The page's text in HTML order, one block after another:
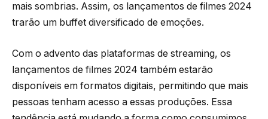
mais sombrias. Assim, os lançamentos de filmes 2024
trarão um buffet diversificado de emoções.
Com o advento das plataformas de streaming, os
lançamentos de filmes 2024 também estarão
disponíveis em formatos digitais, permitindo que mais
pessoas tenham acesso a essas produções. Essa